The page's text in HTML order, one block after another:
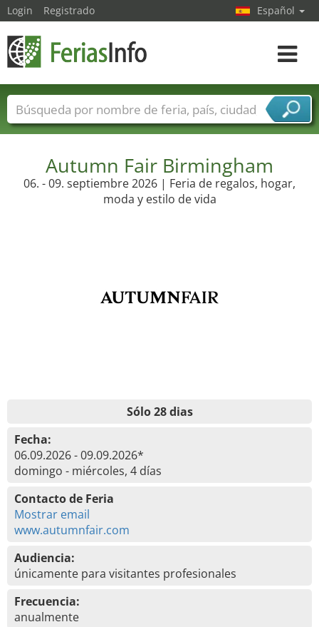
Autumn Fair Birmingham
06. - 09. septiembre 2026 | Feria de regalos, hogar,
moda y estilo de vida
Sólo 28 dias
Fecha:
06.09.2026 - 09.09.2026*
domingo - miércoles, 4 días
Contacto de Feria
Mostrar email
www.autumnfair.com
Audiencia:
únicamente para visitantes profesionales
Frecuencia:
anualmente
Login Registrado Español
toggle
Nombres de ferias Países
Ciudades
Sectores de proveedor de servicios